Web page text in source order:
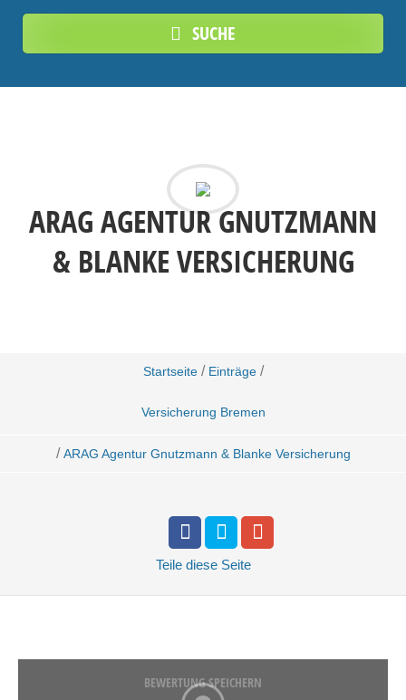
SUCHE
ARAG AGENTUR GNUTZMANN
& BLANKE VERSICHERUNG
Startseite / Einträge /
Versicherung Bremen
/ ARAG Agentur Gnutzmann & Blanke Versicherung
Teile diese Seite
BEWERTUNG SPEICHERN